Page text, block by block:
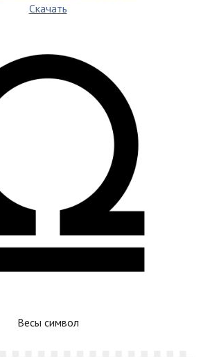
Скачать
Весы символ